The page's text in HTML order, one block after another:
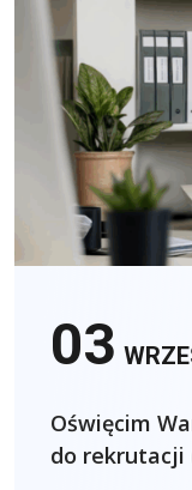
03
Oświęcim
do rekrutacji